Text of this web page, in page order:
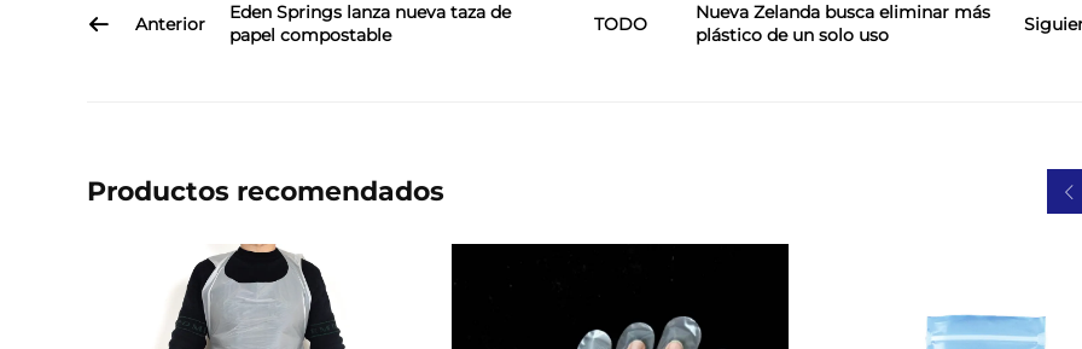
Anterior
Eden Springs lanza nueva taza de
papel compostable
TODO
Nueva Zelanda busca eliminar más
plástico de un solo uso
Productos recomendados